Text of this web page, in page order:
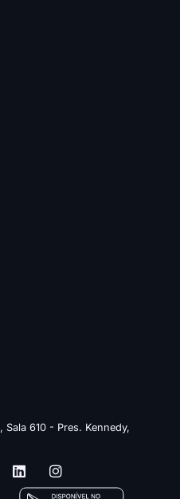
Sala 610 - Pres. Kennedy,